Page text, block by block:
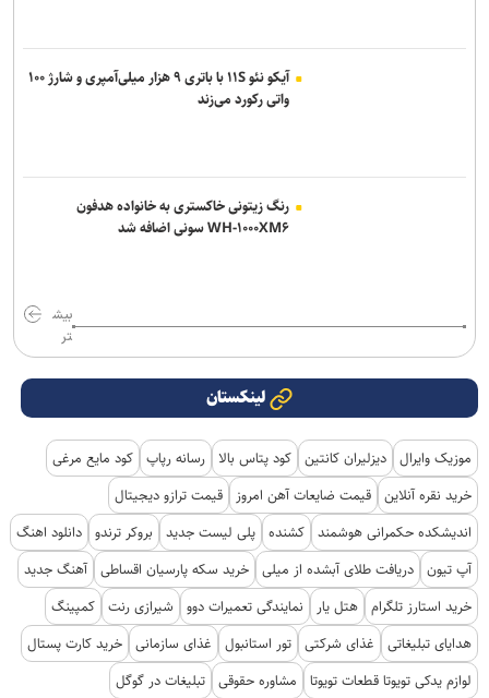
آیکو نئو ۱۱S با باتری ۹ هزار میلی‌آمپری و شارژ ۱۰۰
واتی رکورد می‌زند
رنگ زیتونی خاکستری به خانواده هدفون
WH-۱۰۰۰XM۶ سونی اضافه شد
بیش
تر
لینکستان
موزیک وایرال دیزلیران کانتین کود پتاس بالا رسانه رپاپ کود مایع مرغی
خرید نقره آنلاین قیمت ضایعات آهن امروز
قیمت ترازو دیجیتال
اندیشکده حکمرانی هوشمند کشنده پلی لیست جدید بروکر ترندو دانلود اهنگ
آپ تیون دریافت طلای آبشده از میلی خرید سکه پارسیان اقساطی آهنگ جدید
خرید استارز تلگرام هتل یار نمایندگی تعمیرات دوو شیرازی رنت کمپینگ
هدایای تبلیغاتی
غذای شرکتی تور استانبول غذای سازمانی خرید کارت پستال
لوازم یدکی تویوتا قطعات تویوتا
مشاوره حقوقی تبلیغات در گوگل